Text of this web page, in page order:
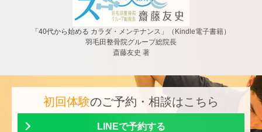
「40代から始める カラダ・メンテナンス」（Kindle電子書籍）
羽毛田整骨院グループ総院長
斎藤友史 著
初回体験のご予約・相談はこちら
LINEで予約する